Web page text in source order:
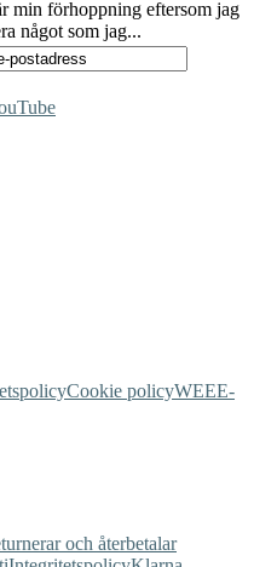
min förhoppning eftersom jag
något som jag...
Cookie policyWEEE-
och återbetalar